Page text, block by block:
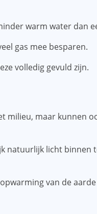
warm water dan
gas mee besparen.
volledig gevuld zijn.
milieu, maar kunnen
natuurlijk licht binnen
van de